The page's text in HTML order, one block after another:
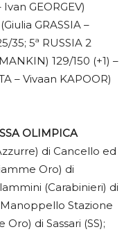
GEORGEV)
GRASSIA –
35; 5ª RUSSIA 2
129/150 (+1) –
– Vivaan KAPOOR)
OLIMPICA
di Cancello ed
Oro) di
(Carabinieri) di
Stazione
di Sassari (SS);